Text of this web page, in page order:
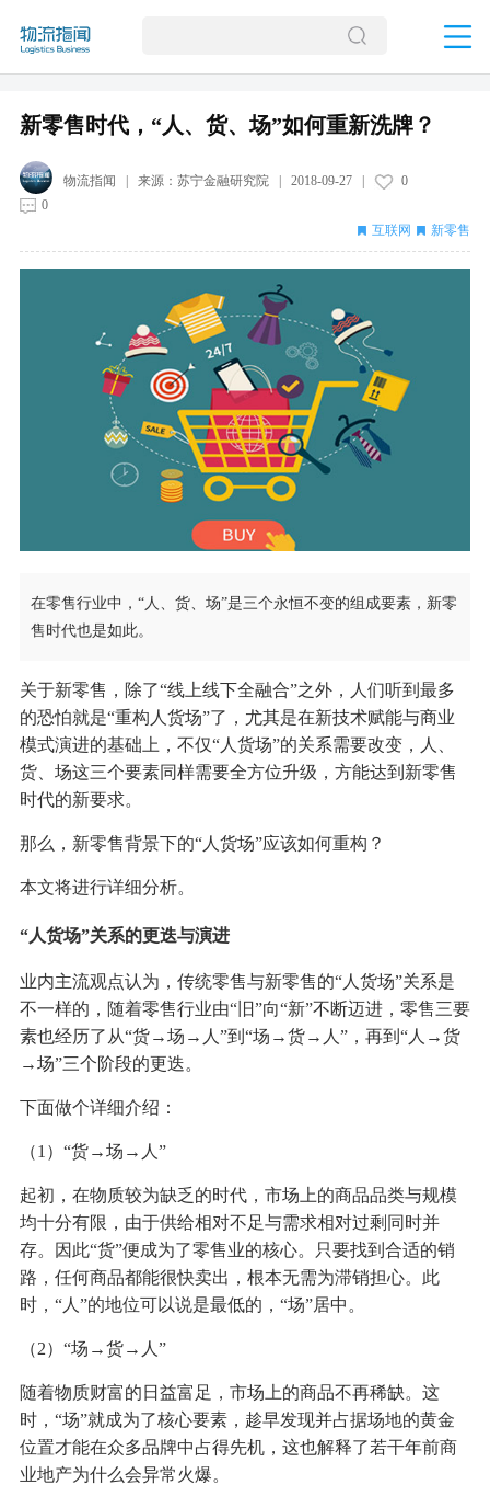
新零售时代，“人、货、场”如何重新洗牌？
物流指闻 | 来源： 苏宁金融研究院| 2018-09-27|
0
0
互联网
新零售
在零售行业中，“人、货、场”是三个永恒不变的组成要素，新零
售时代也是如此。
关于新零售，除了“线上线下全融合”之外，人们听到最多
的恐怕就是“重构人货场”了，尤其是在新技术赋能与商业
模式演进的基础上，不仅“人货场”的关系需要改变，人、
货、场这三个要素同样需要全方位升级，方能达到新零售
时代的新要求。
那么，新零售背景下的“人货场”应该如何重构？
本文将进行详细分析。
“人货场”关系的更迭与演进
业内主流观点认为，传统零售与新零售的“人货场”关系是
不一样的，随着零售行业由“旧”向“新”不断迈进，零售三要
素也经历了从“货→场→人”到“场→货→人”，再到“人→货
→场”三个阶段的更迭。
下面做个详细介绍：
（1）“货→场→人”
起初，在物质较为缺乏的时代，市场上的商品品类与规模
均十分有限，由于供给相对不足与需求相对过剩同时并
存。因此“货”便成为了零售业的核心。只要找到合适的销
路，任何商品都能很快卖出，根本无需为滞销担心。此
时，“人”的地位可以说是最低的，“场”居中。
（2）“场→货→人”
随着物质财富的日益富足，市场上的商品不再稀缺。这
时，“场”就成为了核心要素，趁早发现并占据场地的黄金
位置才能在众多品牌中占得先机，这也解释了若干年前商
业地产为什么会异常火爆。